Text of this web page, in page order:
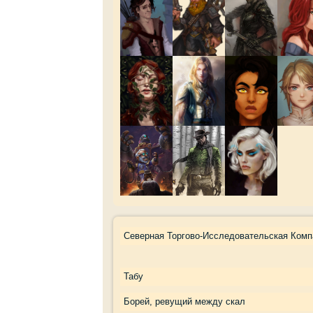
Северная Торгово-Исследовательская
Табу
Борей, ревущий между скал